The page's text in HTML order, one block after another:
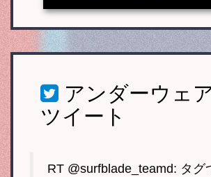
アンダーウェ
ツイート
RT @surfblade_teamd: タグ